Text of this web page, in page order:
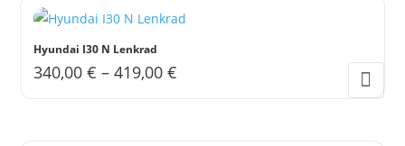
auf
Produktseite
gewählt
Hyundai I30 N Lenkrad
340,00€ –419,00€